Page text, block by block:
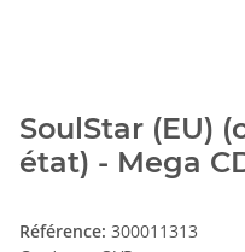
SoulStar (EU)
état) - Mega
Référence: 300011313